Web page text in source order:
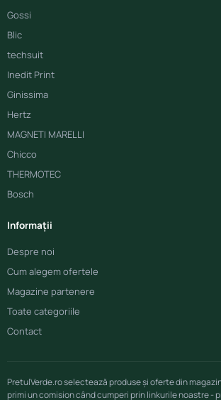
Gossi
Blic
techsuit
Inedit Print
Ginissima
Hertz
MAGNETI MARELLI
Chicco
THERMOTEC
Bosch
Informații
Despre noi
Cum alegem ofertele
Magazine partenere
Toate categoriile
Contact
PretulVerde.ro selectează produse și oferte din
primi un comision când cumperi prin linkurile noastre -